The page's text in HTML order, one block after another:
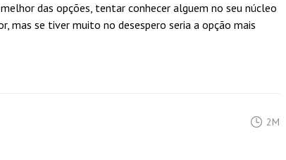
das opções, tentar conhecer alguem no seu núcleo
mas se tiver muito no desespero seria a opção mais
2M